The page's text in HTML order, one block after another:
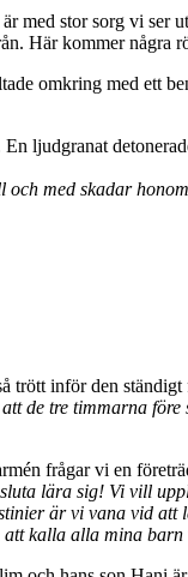
med stor sorg vi ser
Här kommer några
omkring med ett
ljudgranat
med skadar
trött inför den ständigt
de tre timmarna
frågar vi en
lära sig! Vi vill
är vi vana vid
kalla alla mina